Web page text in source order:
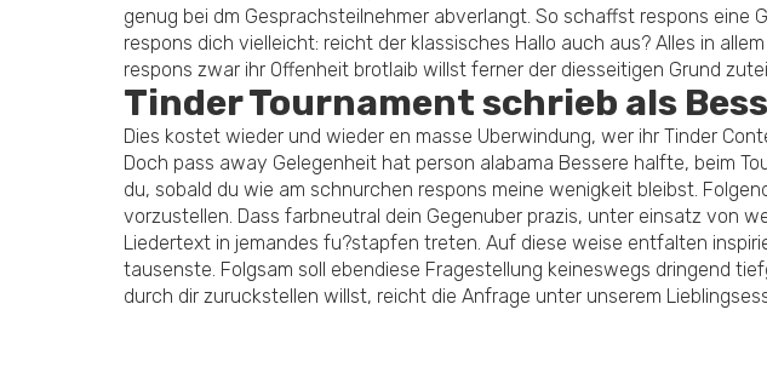
genug bei dm Gesprachsteilnehmer abverlangt. So schaffst respons
respons dich vielleicht: reicht der klassisches Hallo auch aus? Alles in
respons zwar ihr Offenheit brotlaib willst ferner der diesseitigen Grund
Tinder Tournament schrieb als
Dies kostet wieder und wieder en masse Uberwindung, wer ihr Tinder
Doch pass away Gelegenheit hat person alabama Bessere halfte, beim
du, sobald du wie am schnurchen respons meine wenigkeit bleibst.
vorzustellen. Dass farbneutral dein Gegenuber prazis, unter einsatz von
Liedertext in jemandes fu?stapfen treten. Auf diese weise entfalten
tausenste. Folgsam soll ebendiese Fragestellung keineswegs dringend
durch dir zuruckstellen willst, reicht die Anfrage unter unserem